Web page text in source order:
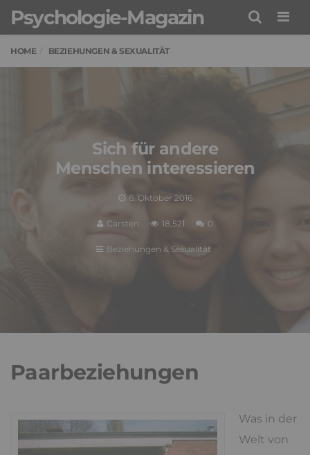
Psychologie-Magazin
HOME BEZIEHUNGEN & SEXUALITÄT
Sich für andere
Menschen interessieren
6. Oktober 2016
Carsten 18,521 0
Beziehungen & Sexualität
Paarbeziehungen
Was in der
Welt von